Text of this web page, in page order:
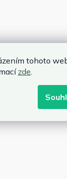
tohoto
zde